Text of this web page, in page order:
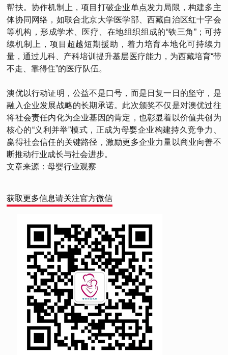
帮扶。协作机制上，项目打破企业单点发力局限，构建多主
体协同网络，如联合北京大学医学部、西藏自治区红十字会
等机构，形成学术、医疗、在地组织组成的“铁三角”；可持
续机制上，项目超越短期援助，着力培育本地化可持续力
量，通过儿科、产科培训提升基层医疗能力，为西藏培育“带
不走、靠得住”的医疗队伍。
澳优以行动证明，公益不是口号，而是日复一日的坚守，是
融入企业发展战略的长期承诺。此次颁奖不仅是对澳优过往
将社会责任内化为企业基因的肯定，也彰显着以价值共创为
核心的“义利并举”模式，正成为母婴企业构建持久竞争力、
赢得社会信任的关键路径，激励更多企业力量以商业向善不
断推动行业成长与社会进步。
文章来源：母婴行业观察
获取更多信息请关注官方微信